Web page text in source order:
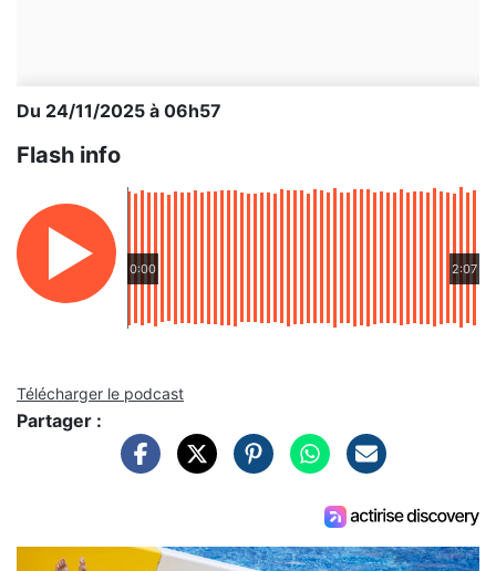
Du 24/11/2025 à 06h57
Flash info
0:00 2:07
Télécharger le podcast
Partager :